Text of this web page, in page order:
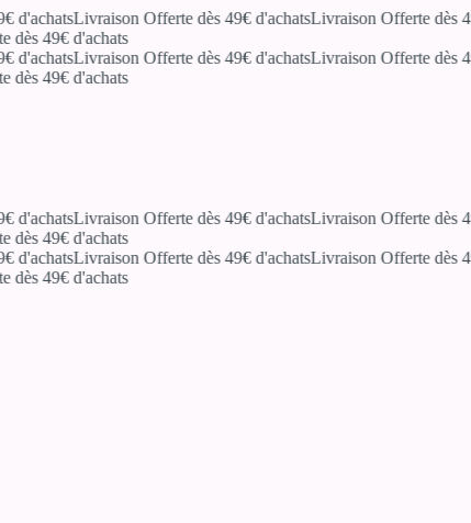
Livraison Offerte dès 49€ d'achatsLivraison Offerte dès 49€
49€ d'achats
Livraison Offerte dès 49€ d'achatsLivraison Offerte dès 49€
49€ d'achats
Livraison Offerte dès 49€ d'achatsLivraison Offerte dès 49€
49€ d'achats
Livraison Offerte dès 49€ d'achatsLivraison Offerte dès 49€
49€ d'achats